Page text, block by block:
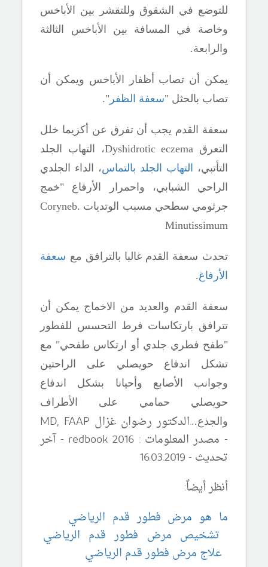
للتوضع في الشقوق وللتقشر بين الأباخس
وخاصة في المسافة بين الأباخس الثالثة
والرابعة.
يمكن أن تصاب أظفار الأباخس ويمكن أن
تصاب بالحثل "سعفة الظفر".
سعفة القدم يجب أن تفرق عن أكزيما خلل
التعرق Dyshidrotic eczema، التهاب الجلد
التأتبي، التهاب الجلد بالتماس، الداء الجلدي
الراحي الشبابي، واحمرار الأرفاع "خمج
جرثومي سطحي مسبب الوتديات Coryneb.
Minutissimum
تحدث سعفة القدم غالبا بالترافق مع سعفة
الأرفاغ.
سعفة القدم والعديد من الاخماج يمكن أن
تترافق بارتكاسات فرط التحسس للفطور
"طفح فطري جلدي أو ارتكاس طفحي" مع
تشكل اندفاع حويصلي على الراحتين
وجوانب الأصابع وأحيانا بشكل اندفاع
حويصلي حمامي على الأطراف
والجذع...الدكتور رضوان غزال MD, FAAP
- مصدر المعلومات : redbook 2016
- آخر
تحديث - 16
.03.2019
أنظر أيضاً:
ما هو مرض فطور قدم الرياضي
تشخيص مرض فطور قدم الرياضي
علاج مرض فطور قدم الرياضي